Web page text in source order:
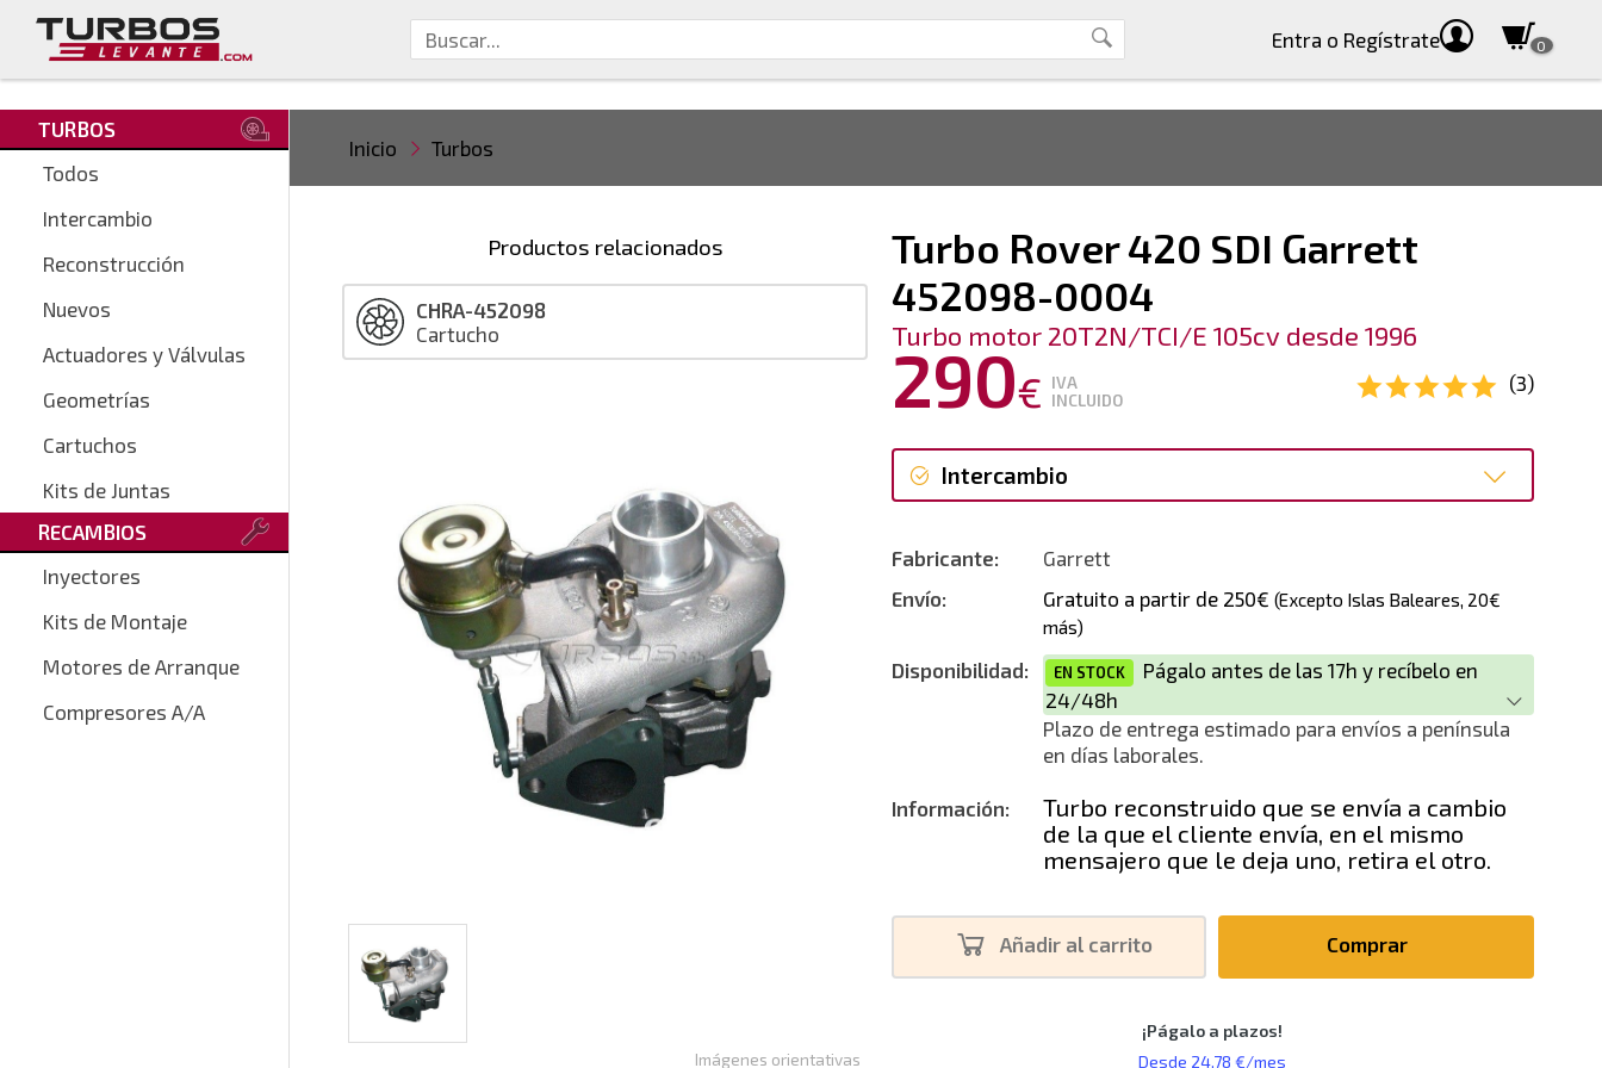
Entra o Regístrate 0
TURBOS
Todos
Intercambio
Reconstrucción
Nuevos
Actuadores y Válvulas
Geometrías
Cartuchos
Kits de Juntas
RECAMBIOS
Inyectores
Kits de Montaje
Motores de Arranque
Compresores A/A
Inicio Turbos
Turbo Rover 420 SDI Garrett
452098-0004
Turbo motor 20T2N/TCI/E 105cv desde 1996
290€ IVA
INCLUIDO
(3)
Intercambio
Reconstrucción
Fabricante:
Garrett
Envío:
Gratuito a partir de 250€ (Excepto Islas Baleares, 20€
más)
Disponibilidad: EN STOCK
Págalo antes de las 17h y recíbelo en
24/48h
Plazo de entrega estimado para envíos a península
en días laborales.
Información:
Turbo reconstruido que se envía a cambio
de la que el cliente envía, en el mismo
mensajero que le deja uno, retira el otro.
Añadir al carrito Comprar
Imágenes orientativas
Productos relacionados
CHRA-452098
Cartucho